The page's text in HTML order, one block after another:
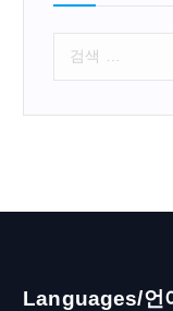
Languages/언